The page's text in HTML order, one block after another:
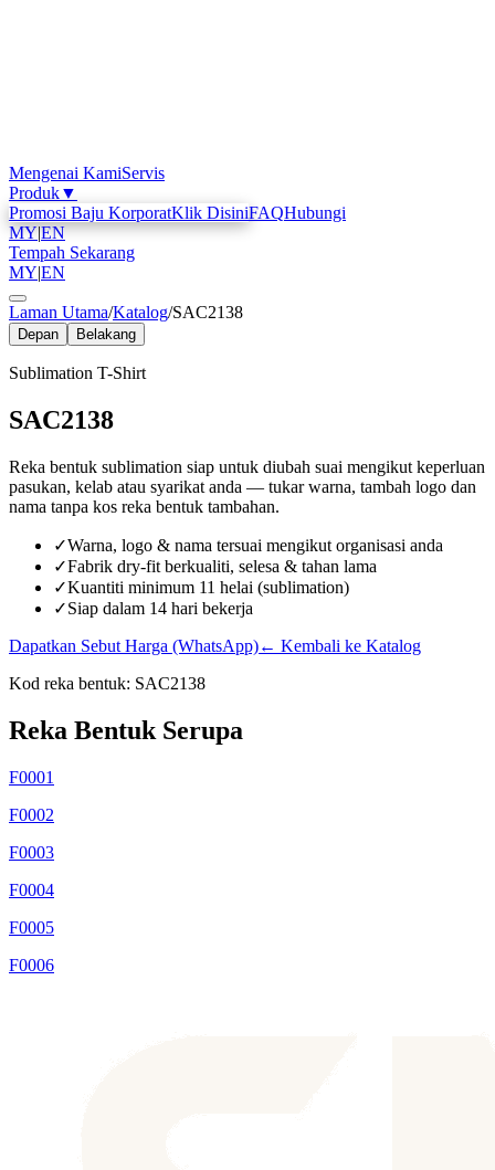
Mengenai KamiServis
Produk▼
Promosi Baju KorporatKlik DisiniFAQHubungi
MY|EN
Tempah Sekarang
MY|EN
Laman Utama/Katalog/SAC2138
Depan Belakang
Sublimation T-Shirt
SAC2138
Reka bentuk sublimation siap untuk diubah suai mengikut keperluan
pasukan, kelab atau syarikat anda — tukar warna, tambah logo dan
nama tanpa kos reka bentuk tambahan.
✓Warna, logo & nama tersuai mengikut organisasi anda
✓Fabrik dry-fit berkualiti, selesa & tahan lama
✓Kuantiti minimum 11 helai (sublimation)
✓Siap dalam 14 hari bekerja
Dapatkan Sebut Harga (WhatsApp)← Kembali ke Katalog
Kod reka bentuk: SAC2138
Reka Bentuk Serupa
F0001
F0002
F0003
F0004
F0005
F0006